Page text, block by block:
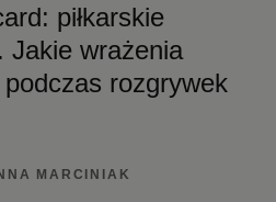
piłkarskie
Jakie wrażenia
rozgrywek
MARCINIAK